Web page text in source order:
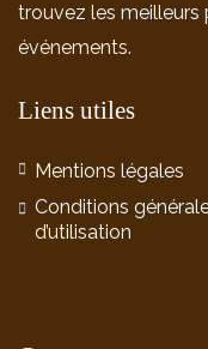
trouvez les meilleurs
événements.
Liens utiles
Mentions légales
Conditions
d’utilisation